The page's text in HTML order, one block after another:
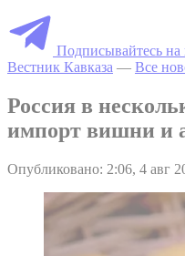
Подписывайтесь на
Вестник Кавказа — Все
Россия в
импорт вишни и
Опубликовано: 2:06, 4 авг